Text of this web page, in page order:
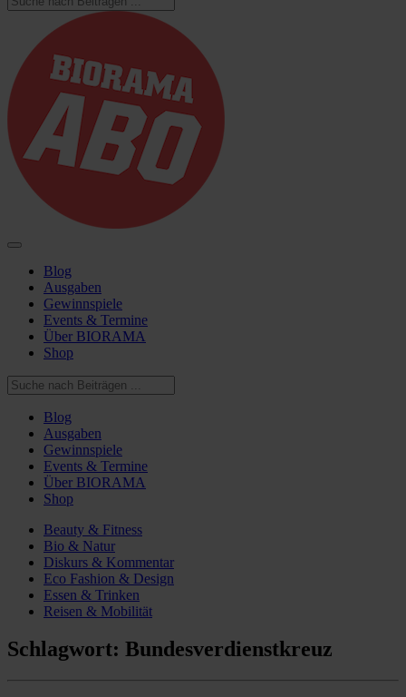
Blog
Ausgaben
Gewinnspiele
Events & Termine
Über BIORAMA
Shop
Blog
Ausgaben
Gewinnspiele
Events & Termine
Über BIORAMA
Shop
Beauty & Fitness
Bio & Natur
Diskurs & Kommentar
Eco Fashion & Design
Essen & Trinken
Reisen & Mobilität
Schlagwort: Bundesverdienstkreuz